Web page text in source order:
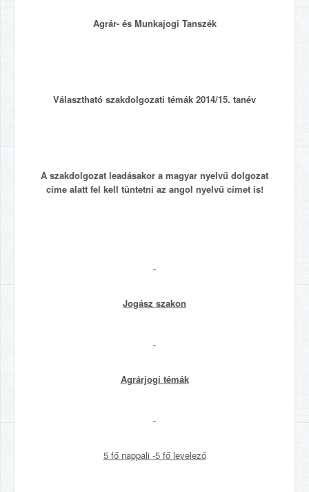
Agrár- és Munkajogi Tanszék
Választható szakdolgozati témák 2014/15. tanév
A szakdolgozat leadásakor a magyar nyelvű dolgozat
címe alatt fel kell tüntetni az angol nyelvű címet is!
Jogász szakon
Agrárjogi témák
5 fő nappali -5 fő levelező